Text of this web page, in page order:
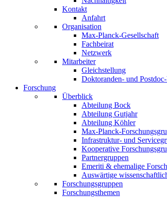
Kontakt
Anfahrt
Organisation
Max-Planck-Gesellschaft
Fachbeirat
Netzwerk
Mitarbeiter
Gleichstellung
Doktoranden- und
Forschung
Überblick
Abteilung Bock
Abteilung Gutjahr
Abteilung Köhler
Max-Planck-
Infrastruktur- und
Kooperative
Partnergruppen
Emeriti & ehemalige
Auswärtige
Forschungsgruppen
Forschungsthemen